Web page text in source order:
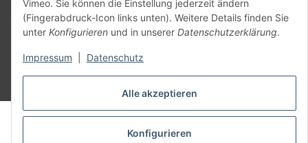
Alle akzeptieren
Konfigurieren
Vimeo. Sie können die Einstellung jederzeit ändern
(Fingerabdruck-Icon links unten). Weitere Details finden Sie
unter Konfigurieren und in unserer Datenschutzerklärung.
Impressum Datenschutz
Vertrag widerrufen
© voltmaster.de
Powered byJTL-Shop